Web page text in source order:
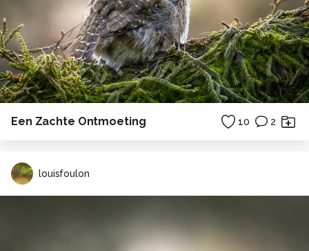
Een Zachte Ontmoeting 10 2
louisfoulon